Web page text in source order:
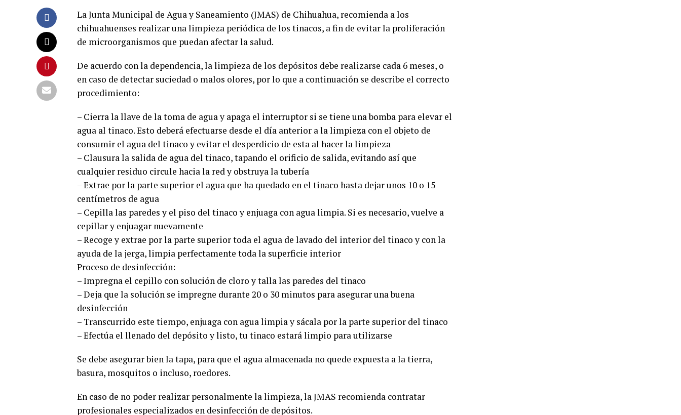
La Junta Municipal de Agua y Saneamiento (JMAS) de Chihuahua, recomienda a los
chihuahuenses realizar una limpieza periódica de los tinacos, a fin de evitar la proliferación
de microorganismos que puedan afectar la salud.
De acuerdo con la dependencia, la limpieza de los depósitos debe realizarse cada 6 meses, o
en caso de detectar suciedad o malos olores, por lo que a continuación se describe el correcto
procedimiento:
– Cierra la llave de la toma de agua y apaga el interruptor si se tiene una bomba para elevar el
agua al tinaco. Esto deberá efectuarse desde el día anterior a la limpieza con el objeto de
consumir el agua del tinaco y evitar el desperdicio de esta al hacer la limpieza
– Clausura la salida de agua del tinaco, tapando el orificio de salida, evitando así que
cualquier residuo circule hacia la red y obstruya la tubería
– Extrae por la parte superior el agua que ha quedado en el tinaco hasta dejar unos 10 o 15
centímetros de agua
– Cepilla las paredes y el piso del tinaco y enjuaga con agua limpia. Si es necesario, vuelve a
cepillar y enjuagar nuevamente
– Recoge y extrae por la parte superior toda el agua de lavado del interior del tinaco y con la
ayuda de la jerga, limpia perfectamente toda la superficie interior
Proceso de desinfección:
– Impregna el cepillo con solución de cloro y talla las paredes del tinaco
– Deja que la solución se impregne durante 20 o 30 minutos para asegurar una buena
desinfección
– Transcurrido este tiempo, enjuaga con agua limpia y sácala por la parte superior del tinaco
– Efectúa el llenado del depósito y listo, tu tinaco estará limpio para utilizarse
Se debe asegurar bien la tapa, para que el agua almacenada no quede expuesta a la tierra,
basura, mosquitos o incluso, roedores.
En caso de no poder realizar personalmente la limpieza, la JMAS recomienda contratar
profesionales especializados en desinfección de depósitos.